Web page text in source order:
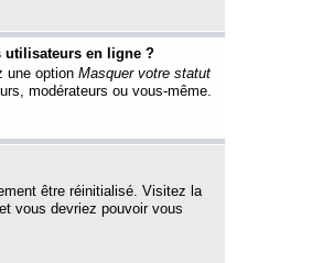
utilisateurs en ligne ?
une option Masquer votre statut
modérateurs ou vous-même.
être réinitialisé. Visitez la
vous devriez pouvoir vous